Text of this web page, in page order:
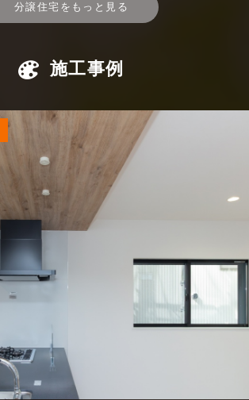
分譲住宅をもっと見る
施工事例